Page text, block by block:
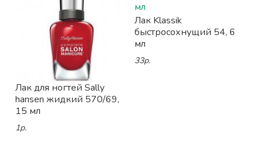
Лак для ногтей Sally
hansen жидкий 570/69,
15 мл
1р.
Лак Klassik
быстросохнущий 54, 6
мл
33р.